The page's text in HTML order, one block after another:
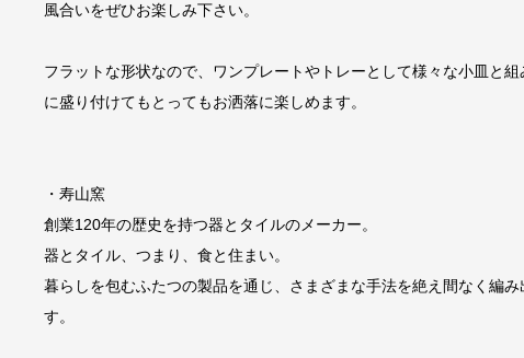
風合いをぜひお楽しみ下さい。
フラットな形状なので、ワンプレートやトレーとして様々な小皿と
に盛り付けてもとってもお洒落に楽しめます。
・寿山窯
創業120年の歴史を持つ器とタイルのメーカー。
器とタイル、つまり、食と住まい。
暮らしを包むふたつの製品を通じ、さまざまな手法を絶え間なく編
す。